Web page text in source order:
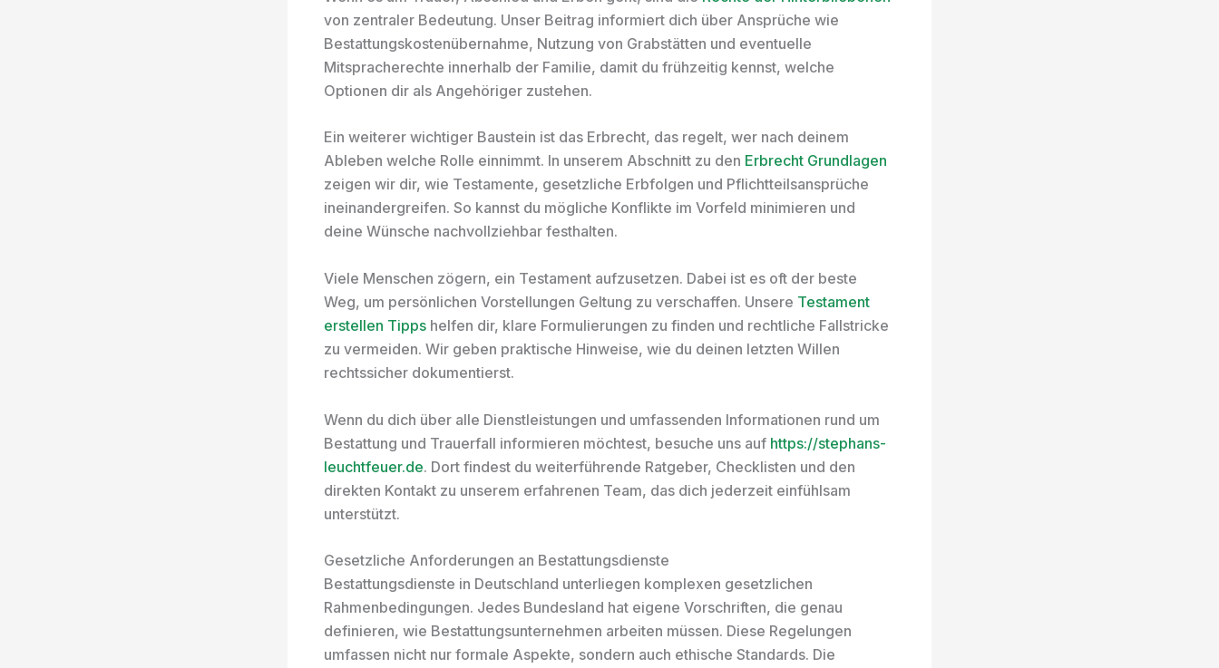
von zentraler Bedeutung. Unser Beitrag informiert dich über Ansprüche wie
Bestattungskostenübernahme, Nutzung von Grabstätten und eventuelle
Mitspracherechte innerhalb der Familie, damit du frühzeitig kennst, welche
Optionen dir als Angehöriger zustehen.
Ein weiterer wichtiger Baustein ist das Erbrecht, das regelt, wer nach deinem
Ableben welche Rolle einnimmt. In unserem Abschnitt zu den Erbrecht Grundlagen
zeigen wir dir, wie Testamente, gesetzliche Erbfolgen und Pflichtteilsansprüche
ineinandergreifen. So kannst du mögliche Konflikte im Vorfeld minimieren und
deine Wünsche nachvollziehbar festhalten.
Viele Menschen zögern, ein Testament aufzusetzen. Dabei ist es oft der beste
Weg, um persönlichen Vorstellungen Geltung zu verschaffen. Unsere Testament
erstellen Tipps helfen dir, klare Formulierungen zu finden und rechtliche Fallstricke
zu vermeiden. Wir geben praktische Hinweise, wie du deinen letzten Willen
rechtssicher dokumentierst.
Wenn du dich über alle Dienstleistungen und umfassenden Informationen rund um
Bestattung und Trauerfall informieren möchtest, besuche uns auf https://stephans-
leuchtfeuer.de. Dort findest du weiterführende Ratgeber, Checklisten und den
direkten Kontakt zu unserem erfahrenen Team, das dich jederzeit einfühlsam
unterstützt.
Gesetzliche Anforderungen an Bestattungsdienste
Bestattungsdienste in Deutschland unterliegen komplexen gesetzlichen
Rahmenbedingungen. Jedes Bundesland hat eigene Vorschriften, die genau
definieren, wie Bestattungsunternehmen arbeiten müssen. Diese Regelungen
umfassen nicht nur formale Aspekte, sondern auch ethische Standards. Die